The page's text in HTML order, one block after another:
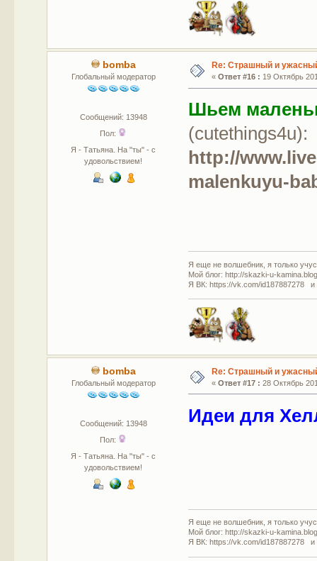
bomba
Глобальный модератор
Сообщений: 13948
Пол:
Я - Татьяна. На "ты" - с
удовольствием!
Re: Страшный и
« Ответ #16 : 19 Октябрь
Шьем
(cutethings4u):
http://
malenkuyu-
Я еще не волшебник, я только
Мой блог: http://skazki-u-
Я ВК: https://vk.com/id187887278 и
bomba
Глобальный модератор
Сообщений: 13948
Пол:
Я - Татьяна. На "ты" - с
удовольствием!
Re: Страшный и
« Ответ #17 : 28 Октябрь
Идеи для
Я еще не волшебник, я только
Мой блог: http://skazki-u-
Я ВК: https://vk.com/id187887278 и